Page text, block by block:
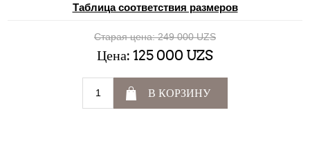
Таблица соответствия размеров
Старая цена: 249 000 UZS
Цена: 125 000 UZS
В КОРЗИНУ